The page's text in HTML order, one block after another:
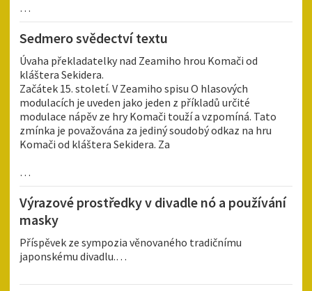
…
Sedmero svědectví textu
Úvaha překladatelky nad Zeamiho hrou Komači od
kláštera Sekidera.
Začátek 15. století. V Zeamiho spisu O hlasových
modulacích je uveden jako jeden z příkladů určité
modulace nápěv ze hry Komači touží a vzpomíná. Tato
zmínka je považována za jediný soudobý odkaz na hru
Komači od kláštera Sekidera. Za
…
Výrazové prostředky v divadle nó a používání
masky
Příspěvek ze sympozia věnovaného tradičnímu
japonskému divadlu.…